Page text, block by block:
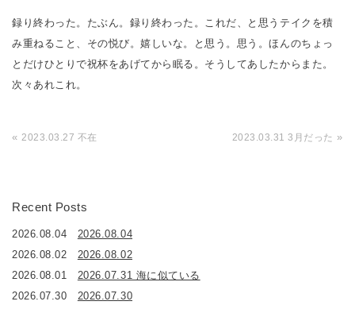
録り終わった。たぶん。録り終わった。これだ、と思うテイクを積
み重ねること、その悦び。嬉しいな。と思う。思う。ほんのちょっ
とだけひとりで祝杯をあげてから眠る。そうしてあしたからまた。
次々あれこれ。
« 2023.03.27 不在 2023.03.31 3月だった »
Recent Posts
2026.08.04
2026.08.04
2026.08.02
2026.08.02
2026.08.01
2026.07.31 海に似ている
2026.07.30
2026.07.30